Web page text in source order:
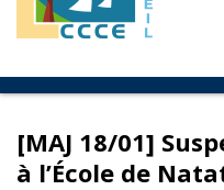
[MAJ 18/01]
à l’École de